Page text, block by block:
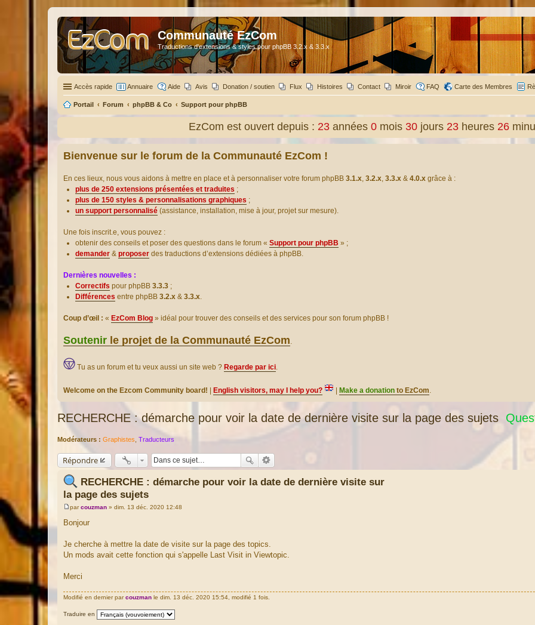
Communauté EzCom
Traductions d'extensions & styles pour phpBB 3.2.x & 3.3.x
Accès rapide Annuaire Aide Avis Donation / soutien Flux Histoires Contact Miroir FAQ Carte des Membres
Portail Forum phpBB & Co Support pour phpBB
EzCom est ouvert depuis : 23 années 0 mois 30 jours 23 heures 26
Bienvenue sur le forum de la Communauté EzCom !
En ces lieux, nous vous aidons à mettre en place et à personnaliser votre forum phpBB 3.1.x, 3.2.x, 3.3.x & 4.0.x grâce à :
plus de 250 extensions présentées et traduites ;
plus de 150 styles & personnalisations graphiques ;
un support personnalisé (assistance, installation, mise à jour, projet sur mesure).
Une fois inscrit.e, vous pouvez :
obtenir des conseils et poser des questions dans le forum « Support pour phpBB » ;
demander & proposer des traductions d’extensions dédiées à phpBB.
Dernières nouvelles :
Correctifs pour phpBB 3.3.3 ;
Différences entre phpBB 3.2.x & 3.3.x.
Coup d’œil : « EzCom Blog » idéal pour trouver des conseils et des services pour son forum phpBB !
Soutenir le projet de la Communauté EzCom.
Tu as un forum et tu veux aussi un site web ? Regarde par ici.
Welcome on the Ezcom Community board! English visitors, may I help you? Make a donation to EzCom.
RECHERCHE : démarche pour voir la date de dernière visite sur la page des sujets
Modérateurs : Graphistes Traducteurs
Répondre
RECHERCHE : démarche pour voir la date de dernière visite sur
la page des sujets
M
s
g
e
parcouzman » dim. 13 déc. 2020 12:48
Bonjour
Je cherche à mettre la date de visite sur la page des topics.
Un mods avait cette fonction qui s'appelle Last Visit in Viewtopic.
Merci
Modifié en dernier parcouzman le dim. 13 déc. 2020 15:54, modifié 1 fois.
Traduire en